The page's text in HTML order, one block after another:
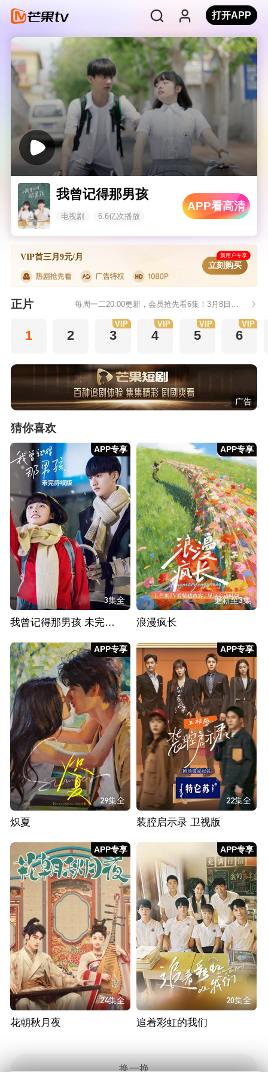
打开APP
我曾记得那男孩
电视剧 6.6亿次播放
APP看高清
VIP首三月9元/月 新用户专享
立刻购买
正片 每周一二20:00更新，会员抢先看6集！3月8日起会员尊享付费超前点播，直通大结局！
1 2 3
VIP
4
VIP
5
VIP
6
VIP
广告
猜你喜欢
APP专享
3集全
我曾记得那男孩 未完待续版
APP专享
更新至3集
浪漫疯长
APP专享
29集全
炽夏
APP专享
22集全
装腔启示录 卫视版
APP专享
24集全
花朝秋月夜
APP专享
20集全
追着彩虹的我们
换一换